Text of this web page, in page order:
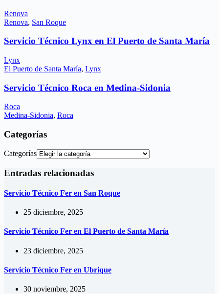
Renova
Renova, San Roque
Servicio Técnico Lynx en El Puerto de Santa María
Lynx
El Puerto de Santa María, Lynx
Servicio Técnico Roca en Medina-Sidonia
Roca
Medina-Sidonia, Roca
Categorías
Categorías
Entradas relacionadas
Servicio Técnico Fer en San Roque
25 diciembre, 2025
Servicio Técnico Fer en El Puerto de Santa María
23 diciembre, 2025
Servicio Técnico Fer en Ubrique
30 noviembre, 2025